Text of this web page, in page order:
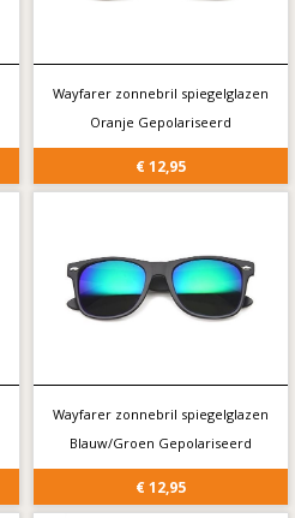
Wayfarer zonnebril spiegelglazen
Oranje Gepolariseerd
€ 12,95
Wayfarer zonnebril spiegelglazen
Blauw/Groen Gepolariseerd
€ 12,95